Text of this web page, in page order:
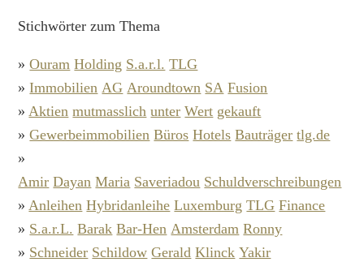
Stichwörter zum Thema
»Ouram Holding S.a.r.l. TLG
»Immobilien AG Aroundtown SA Fusion
»Aktien mutmasslich unter Wert gekauft
»Gewerbeimmobilien Büros Hotels Bauträger tlg.de
»
Amir Dayan Maria Saveriadou Schuldverschreibungen
»Anleihen Hybridanleihe Luxemburg TLG Finance
» S.a.r.L. Barak Bar-Hen Amsterdam Ronny
» Schneider Schildow Gerald Klinck Yakir